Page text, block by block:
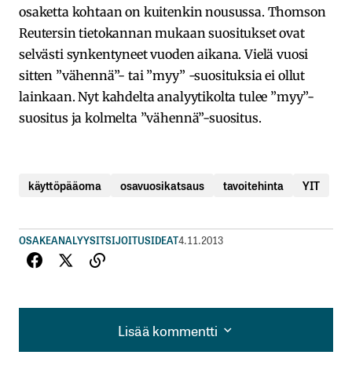
osaketta kohtaan on kuitenkin nousussa. Thomson
Reutersin tietokannan mukaan suositukset ovat
selvästi synkentyneet vuoden aikana. Vielä vuosi
sitten ”vähennä”- tai ”myy” -suosituksia ei ollut
lainkaan. Nyt kahdelta analyytikolta tulee ”myy”-
suositus ja kolmelta ”vähennä”-suositus.
käyttöpääoma osavuosikatsaus tavoitehinta YIT
OSAKEANALYYSITSIJOITUSIDEAT4.11.2013
Lisää kommentti
Lisää kommentti